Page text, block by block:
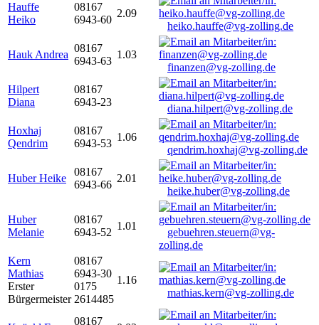
Hauffe
Heiko
08167
6943-60
2.09
heiko.hauffe@vg-zolling.de
Hauk Andrea
08167
6943-63
1.03
finanzen@vg-zolling.de
Hilpert
Diana
08167
6943-23
diana.hilpert@vg-zolling.de
Hoxhaj
Qendrim
08167
6943-53
1.06
qendrim.hoxhaj@vg-zolling.de
Huber Heike
08167
6943-66
2.01
heike.huber@vg-zolling.de
Huber
Melanie
08167
6943-52
1.01
gebuehren.steuern@vg-
zolling.de
Kern
Mathias
Erster
Bürgermeister
08167
6943-30
0175
2614485
1.16
mathias.kern@vg-zolling.de
08167